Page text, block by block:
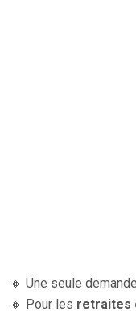
🔸 Une seule
🔸 Pour les retraites